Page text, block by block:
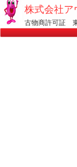
株式会社ア
古物商許可証